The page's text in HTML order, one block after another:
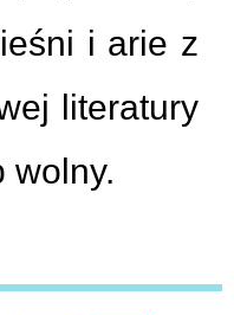
i arie z
literatury
wolny.